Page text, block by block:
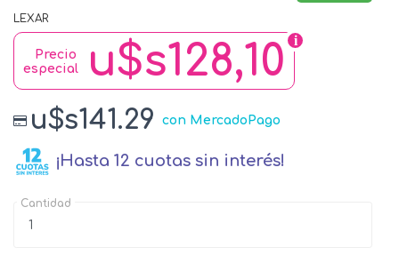
LEXAR
u$s128,10
Precio
especial
u$s141.29 con MercadoPago
¡Hasta 12 cuotas sin interés!
Cantidad